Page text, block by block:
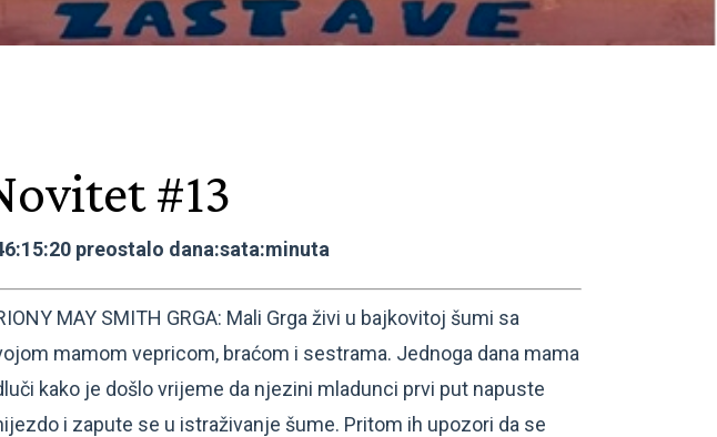
#13
preostalo dana:sata:minuta
MAY SMITH GRGA: Mali Grga živi u bajkovitoj šumi sa
mamom vepricom, braćom i sestrama. Jednoga dana mama
kako je došlo vrijeme da njezini mladunci prvi put napuste
i zapute se u istraživanje šume. Pritom ih upozori da se